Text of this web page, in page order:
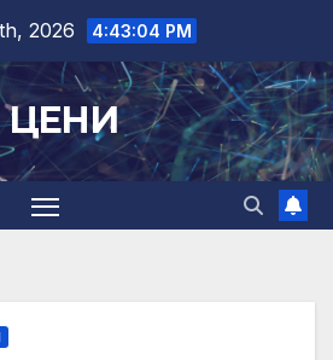
2026 4:43:04 PM
ЦЕНИ